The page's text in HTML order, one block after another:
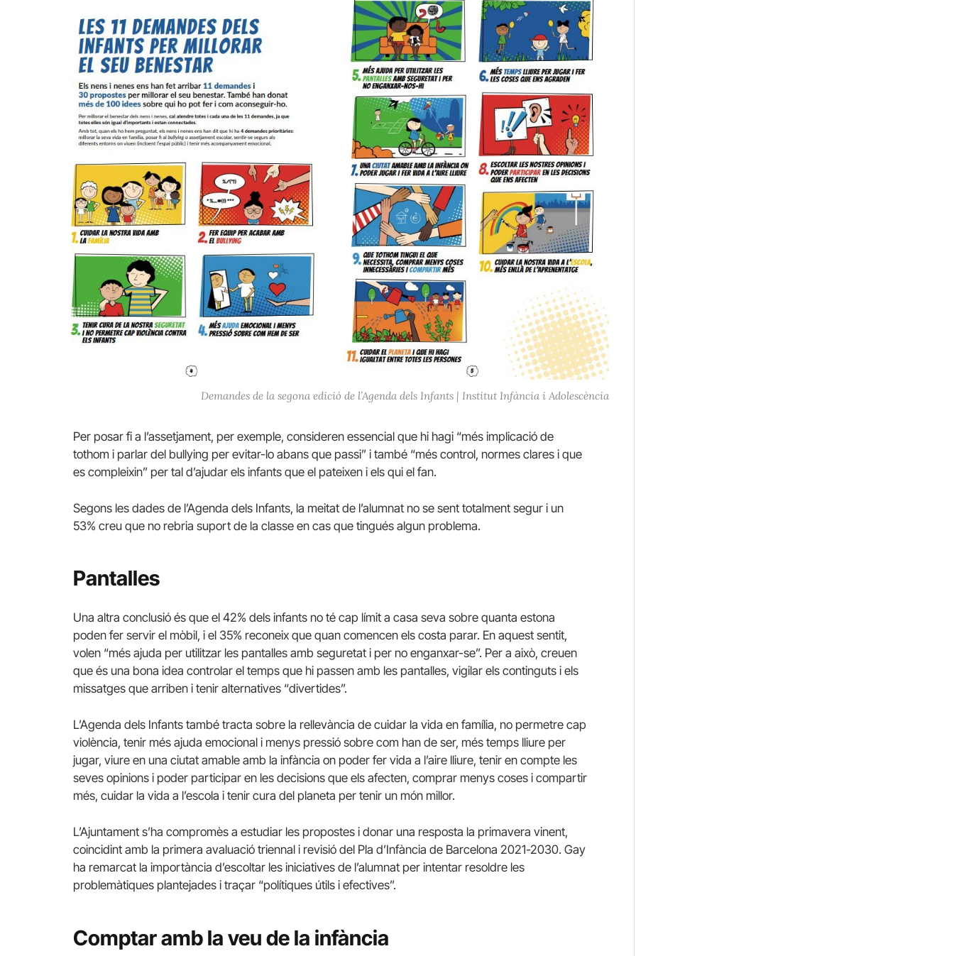
Demandes de la segona edició de l’Agenda dels Infants | Institut Infància i Adolescència
Per posar fi a l’assetjament, per exemple, consideren essencial que hi hagi “més implicació de
tothom i parlar del bullying per evitar-lo abans que passi” i també “més control, normes clares i que
es compleixin” per tal d’ajudar els infants que el pateixen i els qui el fan.
Segons les dades de l’Agenda dels Infants, la meitat de l’alumnat no se sent totalment segur i un
53% creu que no rebria suport de la classe en cas que tingués algun problema.
Pantalles
Una altra conclusió és que el 42% dels infants no té cap límit a casa seva sobre quanta estona
poden fer servir el mòbil, i el 35% reconeix que quan comencen els costa parar. En aquest sentit,
volen “més ajuda per utilitzar les pantalles amb seguretat i per no enganxar-se”. Per a això, creuen
que és una bona idea controlar el temps que hi passen amb les pantalles, vigilar els continguts i els
missatges que arriben i tenir alternatives “divertides”.
L’Agenda dels Infants també tracta sobre la rellevància de cuidar la vida en família, no permetre cap
violència, tenir més ajuda emocional i menys pressió sobre com han de ser, més temps lliure per
jugar, viure en una ciutat amable amb la infància on poder fer vida a l’aire lliure, tenir en compte les
seves opinions i poder participar en les decisions que els afecten, comprar menys coses i compartir
més, cuidar la vida a l’escola i tenir cura del planeta per tenir un món millor.
L’Ajuntament s’ha compromès a estudiar les propostes i donar una resposta la primavera vinent,
coincidint amb la primera avaluació triennal i revisió del Pla d’Infància de Barcelona 2021-2030. Gay
ha remarcat la importància d’escoltar les iniciatives de l’alumnat per intentar resoldre les
problemàtiques plantejades i traçar “polítiques útils i efectives”.
Comptar amb la veu de la infància